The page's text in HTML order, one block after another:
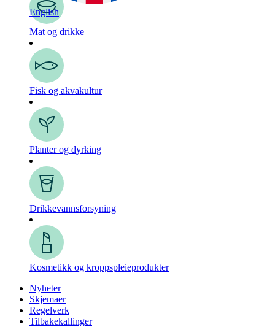
English
Mat og drikke
Fisk og akvakultur
Planter og dyrking
Drikkevanns­forsyning
Kosmetikk og kroppspleie­produkter
Nyheter
Skjemaer
Regelverk
Tilbakekallinger